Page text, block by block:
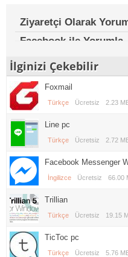
Ziyaretçi Olarak
Facebook ile Yorumla
İlginizi Çekebilir
Foxmail
Türkçe Ücretsiz 2.23
Line pc
Türkçe Ücretsiz 2.72
Facebook Messenger
İngilizce Ücretsiz 66.00
Trillian
Türkçe Ücretsiz 19.15
TicToc pc
Türkçe Ücretsiz 5.76